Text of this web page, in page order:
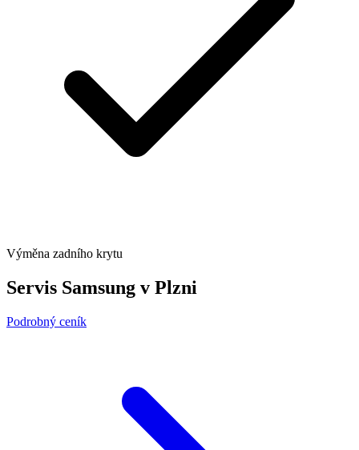
Výměna zadního krytu
Servis Samsung v Plzni
Podrobný ceník